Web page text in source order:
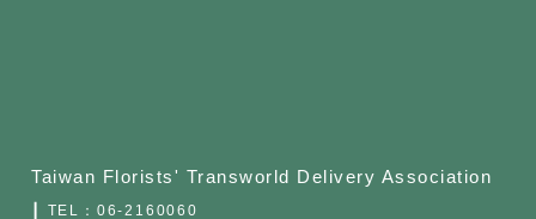
Taiwan Florists' Transworld Delivery Association
┃ TEL： 06-2160060